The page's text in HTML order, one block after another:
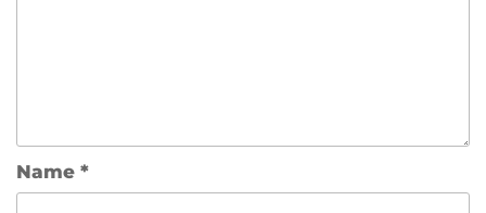
Name *